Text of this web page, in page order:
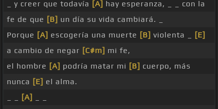
_ y creer que todavía [A] hay esperanza, _ _ con la
fe de que [B] un día su vida cambiará. _
Porque [A] escogería una muerte [B] violenta _
[E]
a cambio de negar [C#m] mi fe,
el hombre [A] podría matar mi [B] cuerpo, más
nunca [E] el alma.
[A]